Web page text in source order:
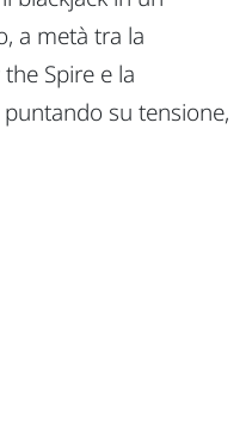
a metà tra la
Spire e la
su tensione,